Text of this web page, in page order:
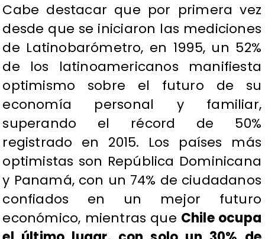
Cabe destacar que por primera vez
desde que se iniciaron las mediciones
de Latinobarómetro, en 1995, un 52%
de los latinoamericanos manifiesta
optimismo sobre el futuro de su
economía personal y familiar,
superando el récord de 50%
registrado en 2015. Los países más
optimistas son República Dominicana
y Panamá, con un 74% de ciudadanos
confiados en un mejor futuro
económico, mientras que Chile ocupa